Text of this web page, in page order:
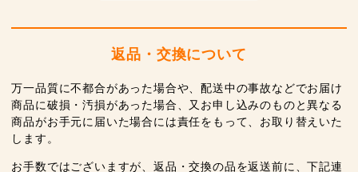
返品・交換について
万一品質に不都合があった場合や、配送中の事故などでお届け
商品に破損・汚損があった場合、又お申し込みのものと異なる
商品がお手元に届いた場合には責任をもって、お取り替えいた
します。
お手数ではございますが、返品・交換の品を返送前に、下記連